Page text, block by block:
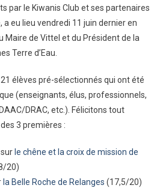
par le Kiwanis Club et ses partenaires
a eu lieu vendredi 11 juin dernier en
de Vittel et du Président de la
Terre d’Eau.
élèves pré-sélectionnés qui ont été
(enseignants, élus, professionnels,
DRAC, etc.). Félicitons tout
3 premières :
le chêne et la croix de mission de
20)
la Belle Roche de Relanges (17,5/20)